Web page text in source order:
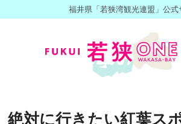
福井県「若狭湾観光連盟」公式
絶対に行きたい紅葉ス